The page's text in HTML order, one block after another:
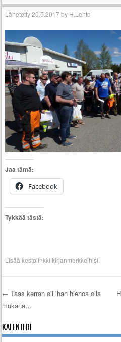
Lähetetty20.5.2017by H.Lehto
Jaa tämä:
Facebook
Tykkää tästä:
Lisääkestolinkki kirjanmerkkeihisi.
Artikkelien selaus
← Taas kerran oli ihan hienoa olla
mukana…
KALENTERI